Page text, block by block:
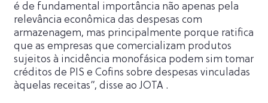
é de fundamental importância não apenas pela
relevância econômica das despesas com
armazenagem, mas principalmente porque ratifica
que as empresas que comercializam produtos
sujeitos à incidência monofásica podem sim tomar
créditos de PIS e Cofins sobre despesas vinculadas
àquelas receitas”, disse ao JOTA .